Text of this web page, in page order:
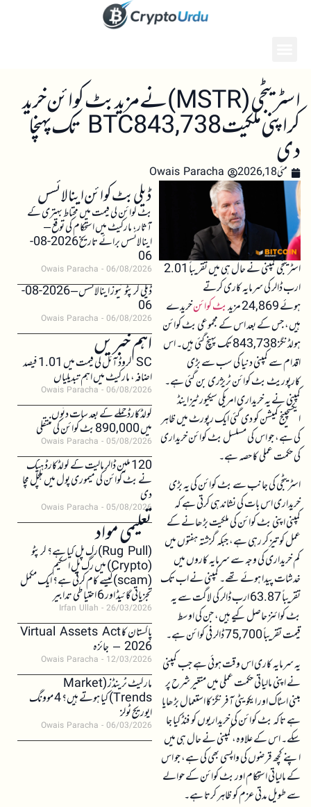
اسٹریٹجی (MSTR) نے مزید بٹ کوائن خرید
کر اپنی ملکیت 843,738 BTC تک پہنچا
دی
مئی 18, 2026 Owais Paracha
اسٹریٹجی کمپنی نے حال ہی میں تقریباً 2.01
ارب ڈالر کی سرمایہ کاری کرتے
ہوئے 24,869 مزید
بٹ کوائنخریدے
ہیں، جس کے بعد اس کے مجموعی بٹ کوائن
ہولڈنگز 843,738 تک پہنچ گئی ہیں۔ اس
اقدام سے کمپنی دنیا کی سب سے بڑی
کارپوریٹ بٹ کوائن ٹریژری بن گئی ہے۔
کمپنی نے یہ خریداری امریکی سیکیورٹیز اینڈ
ایکسچینج کمیشن کو دی گئی ایک رپورٹ میں ظاہر
کی ہے، جو اس کی مسلسل بٹ کوائن خریداری
کی حکمت عملی کا حصہ ہے۔
اسٹریٹجی کی جانب سے بٹ کوائن کی یہ بڑی
خریداری اس بات کی نشاندہی کرتی ہے کہ
کمپنی اپنی بٹ کوائن کی ملکیت بڑھانے کے
عمل کو تیز کر رہی ہے، جبکہ گزشتہ ہفتوں میں
کم خریداری کی وجہ سے سرمایہ کاروں میں
خدشات پیدا ہوئے تھے۔ کمپنی نے اب تک
تقریباً 63.87 ارب ڈالر کی لاگت سے یہ
بٹ کوائنز حاصل کیے ہیں، جن کی اوسط
قیمت تقریباً 75,700 ڈالر فی کوائن ہے۔
یہ سرمایہ کاری اس وقت ہوئی ہے جب کمپنی
نے اپنی مالیاتی حکمت عملی میں متغیر شرح پر
مبنی اسٹاک اور ایکویٹی آفرنگز کا استعمال بڑھایا
ہے تاکہ بٹ کوائن کی خریداریوں کو فنڈ کیا جا
سکے۔ اس کے علاوہ، کمپنی نے حال ہی میں
اپنے کچھ قرضوں کی واپسی بھی کی ہے، جو اس
کے مالیاتی استحکام اور بٹ کوائن کے حوالے
سے طویل مدتی عزم کو ظاہر کرتا ہے۔
ڈیلی بٹ کوائن اینالائسس
بٹ کوائن کی قیمت میں محتاط بہتری کے
آثار، مارکیٹ میں استحکام کی توقع –
اینالائسس برائے تاریخ 2026-08-
06
Owais Paracha 06/08/2026
ڈیلی کرپٹو نیوز اینالائسس – 2026-08-
06
Owais Paracha 06/08/2026
اہم خبریں SC کروڈ آئل کی قیمت میں 1.01 فیصد
اضافہ، مارکیٹ میں اہم تبدیلیاں
Owais Paracha 06/08/2026
کولڈکارڈ حملے کے بعد سات دنوں
میں 890,000 بٹ کوائن کی منتقلی
Owais Paracha 05/08/2026
120 ملین ڈالر مالیت کے کولڈکارڈ ہیک
نے بٹ کوائن کی میموری پول میں ہلچل مچا
دی
Owais Paracha 05/08/2026
تعلیمی مواد(Rug Pull)رگ پل کیا ہے؟ کرپٹو
(Crypto) میں رگ پل اسکیم
(scam)کیسے کام کرتی ہے؟ ایک مکمل
تجزیاتی گائیڈ اور 6 احتیاطی تدابیر
Irfan Ullah 26/03/2026
پاکستان کا Virtual Assets Act
2026 – جائزہ
Owais Paracha 12/03/2026
مارکیٹ ٹرینڈز (Market
Trends) کیا ہوتے ہیں؟ 4 موونگ
ایوریج ٹولز
Owais Paracha 06/03/2026